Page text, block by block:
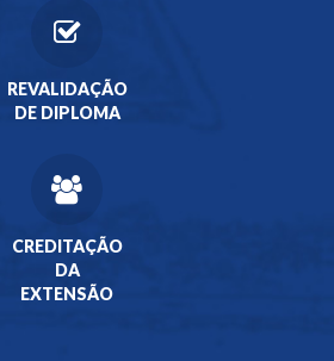
REVALIDAÇÃO
DE DIPLOMA
CREDITAÇÃO
DA
EXTENSÃO